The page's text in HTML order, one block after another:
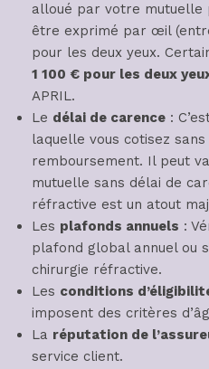
alloué par votre mutuelle
être exprimé par œil
pour les deux yeux.
1 100 € pour les deux
APRIL.
Le délai de carence :
laquelle vous cotisez
remboursement. Il peut
mutuelle sans délai de
réfractive est un atout
Les plafonds annuels :
plafond global annuel ou
chirurgie réfractive.
Les conditions
imposent des critères
La réputation de
service client.